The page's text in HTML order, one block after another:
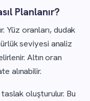
Planlanır?
Yüz oranları, dudak
seviyesi analiz
Altın oran
alınabilir.
oluşturulur. Bu